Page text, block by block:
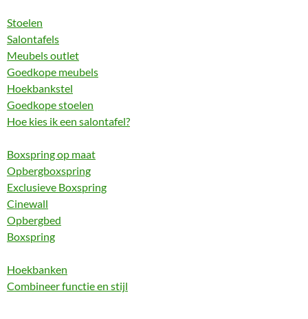
Stoelen
Salontafels
Meubels outlet
Goedkope meubels
Hoekbankstel
Goedkope stoelen
Hoe kies ik een salontafel?
Boxspring op maat
Opbergboxspring
Exclusieve Boxspring
Cinewall
Opbergbed
Boxspring
Hoekbanken
Combineer functie en stijl